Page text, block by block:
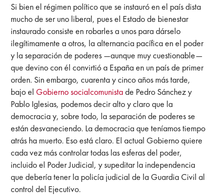
Si bien el régimen político que se instauró en el país dista
mucho de ser uno liberal, pues el Estado de bienestar
instaurado consiste en robarles a unos para dárselo
ilegítimamente a otros, la alternancia pacífica en el poder
y la separación de poderes —aunque muy cuestionable—
que devino con él convirtió a España en un país de primer
orden. Sin embargo, cuarenta y cinco años más tarde,
bajo el Gobierno socialcomunistade Pedro Sánchez y
Pablo Iglesias, podemos decir alto y claro que la
democracia y, sobre todo, la separación de poderes se
están desvaneciendo. La democracia que teníamos tiempo
atrás ha muerto. Eso está claro. El actual Gobierno quiere
cada vez más controlar todas las esferas del poder,
incluido el Poder Judicial, y supeditar la independencia
que debería tener la policía judicial de la Guardia Civil al
control del Ejecutivo.